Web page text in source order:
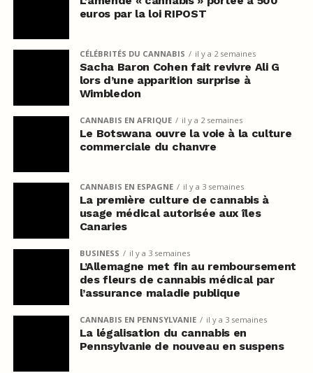
euros par la loi RIPOST
CÉLÉBRITÉS DU CANNABIS il y a 2 semaines
Sacha Baron Cohen fait revivre Ali G
lors d’une apparition surprise à
Wimbledon
CANNABIS EN AFRIQUE il y a 2 semaines
Le Botswana ouvre la voie à la culture
commerciale du chanvre
CANNABIS EN ESPAGNE il y a 3 semaines
La première culture de cannabis à
usage médical autorisée aux îles
Canaries
BUSINESS il y a 3 semaines
L’Allemagne met fin au remboursement
des fleurs de cannabis médical par
l’assurance maladie publique
CANNABIS EN PENNSYLVANIE il y a 3 semaines
La légalisation du cannabis en
Pennsylvanie de nouveau en suspens